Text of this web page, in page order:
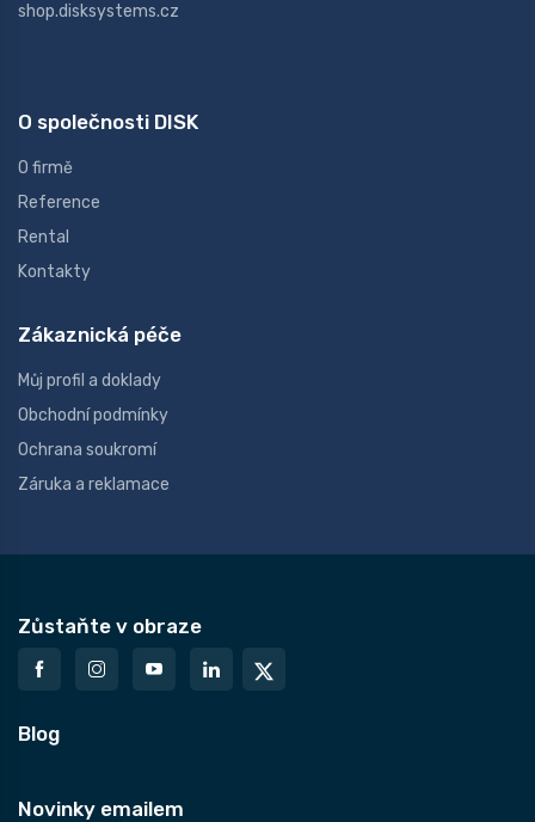
shop.disksystems.cz
O společnosti DISK
O firmě
Reference
Rental
Kontakty
Zákaznická péče
Můj profil a doklady
Obchodní podmínky
Ochrana soukromí
Záruka a reklamace
Zůstaňte v obraze
Blog
Novinky emailem